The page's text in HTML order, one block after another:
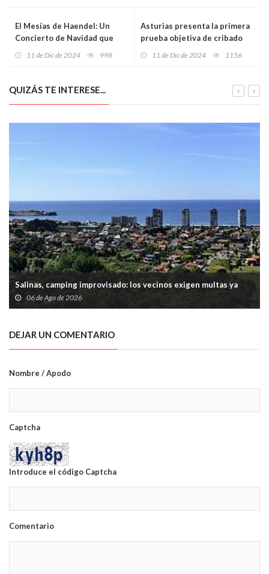
El Mesías de Haendel: Un
Concierto de Navidad que
11 de Dic de 2024 998
Asturias presenta la primera
prueba objetiva de cribado
11 de Dic de 2024 1156
QUIZÁS TE INTERESE...
Salinas, camping improvisado: los vecinos exigen multas ya
06 de Ago de 2026
DEJAR UN COMENTARIO
Nombre / Apodo
Captcha
Introduce el código Captcha
Comentario